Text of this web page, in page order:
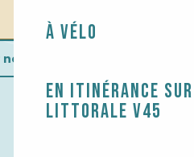
À vélo
En itinérance
littorale V45
brochures